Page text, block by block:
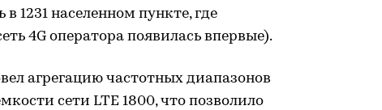
1231 населенном пункте, где
4G оператора появилась впервые).
агрегацию частотных диапазонов
сети LTE 1800, что позволило